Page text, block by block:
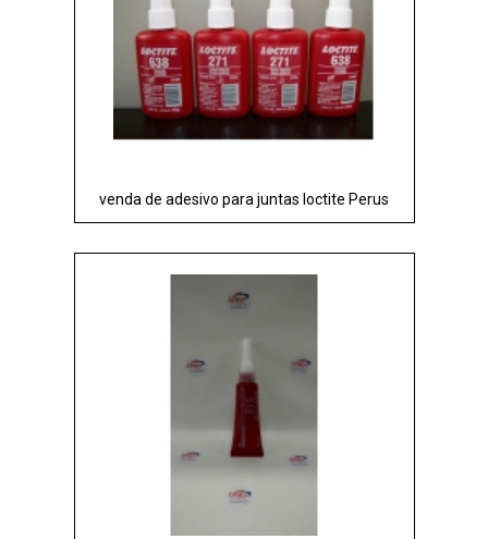
venda de adesivo para juntas loctite Perus